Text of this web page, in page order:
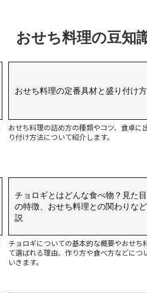
おせち料理の豆知
おせち料理の定番具材と盛り付け方
おせち料理の詰め方の種類やコツ、食卓に
り付け方法について紹介します。
チョロギとはどんな食べ物？見た
の特徴、おせち料理との関わりな
説
チョロギについての基本的な概要やおせち
て選ばれる理由、作り方や食べ方などにつ
いきます。